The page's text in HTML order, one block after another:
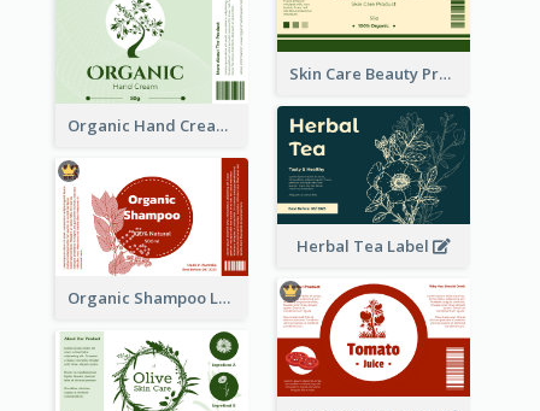
Skin Care Beauty Product Label
Organic Hand Cream Label
Herbal Tea Label
Organic Shampoo Label